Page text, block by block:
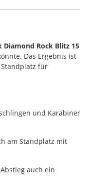
Diamond Rock Blitz 15
Das Ergebnis ist
für
und Karabiner
am Standplatz mit
auch ein